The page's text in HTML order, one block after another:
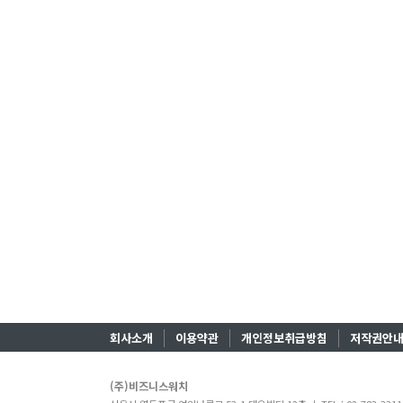
회사소개 이용약관 개인정보취급방침 저작권안내
(주)비즈니스워치